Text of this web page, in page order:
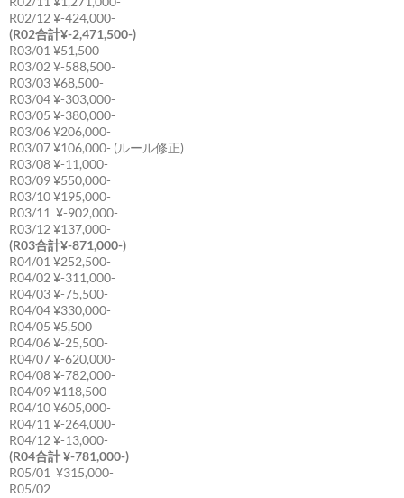
R02/12 ¥-424,000-
(R02合計¥-2,471,500-)
R03/01 ¥51,500-
R03/02 ¥-588,500-
R03/03 ¥68,500-
R03/04 ¥-303,000-
R03/05 ¥-380,000-
R03/06 ¥206,000-
R03/07 ¥106,000- (ルール修正)
R03/08 ¥-11,000-
R03/09 ¥550,000-
R03/10 ¥195,000-
R03/11 ¥-902,000-
R03/12 ¥137,000-
(R03合計¥-871,000-)
R04/01 ¥252,500-
R04/02 ¥-311,000-
R04/03 ¥-75,500-
R04/04 ¥330,000-
R04/05 ¥5,500-
R04/06 ¥-25,500-
R04/07 ¥-620,000-
R04/08 ¥-782,000-
R04/09 ¥118,500-
R04/10 ¥605,000-
R04/11 ¥-264,000-
R04/12 ¥-13,000-
(R04合計 ¥-781,000-)
R05/01 ¥315,000-
R05/02